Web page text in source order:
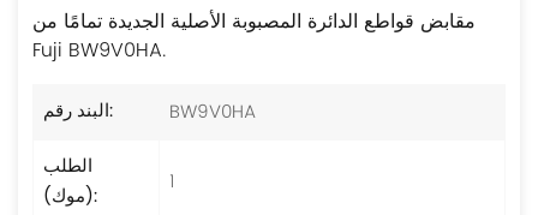
مقابض قواطع الدائرة المصبوبة الأصلية الجديدة تمامًا من
Fuji BW9V0HA.
البند رقم:
BW9V0HA
الطلب
(موك):
1